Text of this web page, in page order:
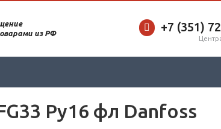
из РФ
+7 (351)
Ру16 фл Danfoss